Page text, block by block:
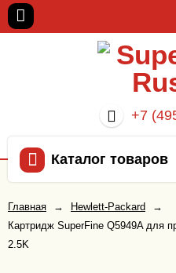
+7
Каталог товаров
Главная → Hewlett-Packard
→
Картридж SuperFine Q5949A для
2.5K